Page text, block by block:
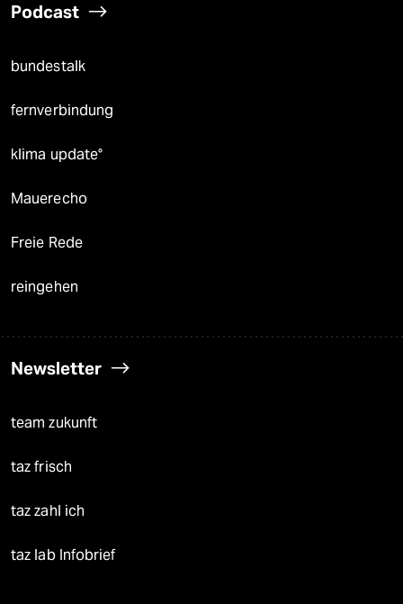
Podcast
bundestalk
fernverbindung
klima update°
Mauerecho
Freie Rede
reingehen
Newsletter
team zukunft
taz frisch
taz zahl ich
taz lab Infobrief